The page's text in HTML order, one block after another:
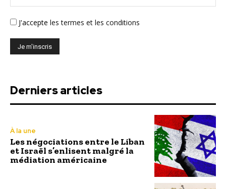
J'accepte les termes et les conditions
Derniers articles
À la une
Les négociations entre le Liban
et Israël s’enlisent malgré la
médiation américaine